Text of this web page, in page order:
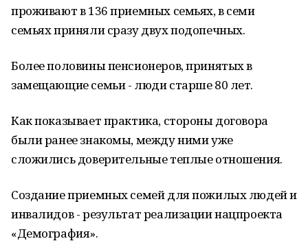
проживают в 136 приемных семьях, в семи
семьях приняли сразу двух подопечных.
Более половины пенсионеров, принятых в
замещающие семьи - люди старше 80 лет.
Как показывает практика, стороны договора
были ранее знакомы, между ними уже
сложились доверительные теплые отношения.
Создание приемных семей для пожилых людей и
инвалидов - результат реализации нацпроекта
«Демография».